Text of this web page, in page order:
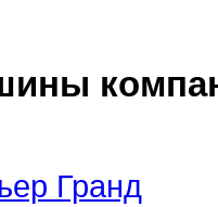
Гранд